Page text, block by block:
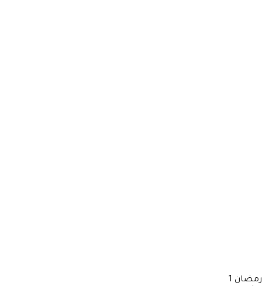
رمضان 1